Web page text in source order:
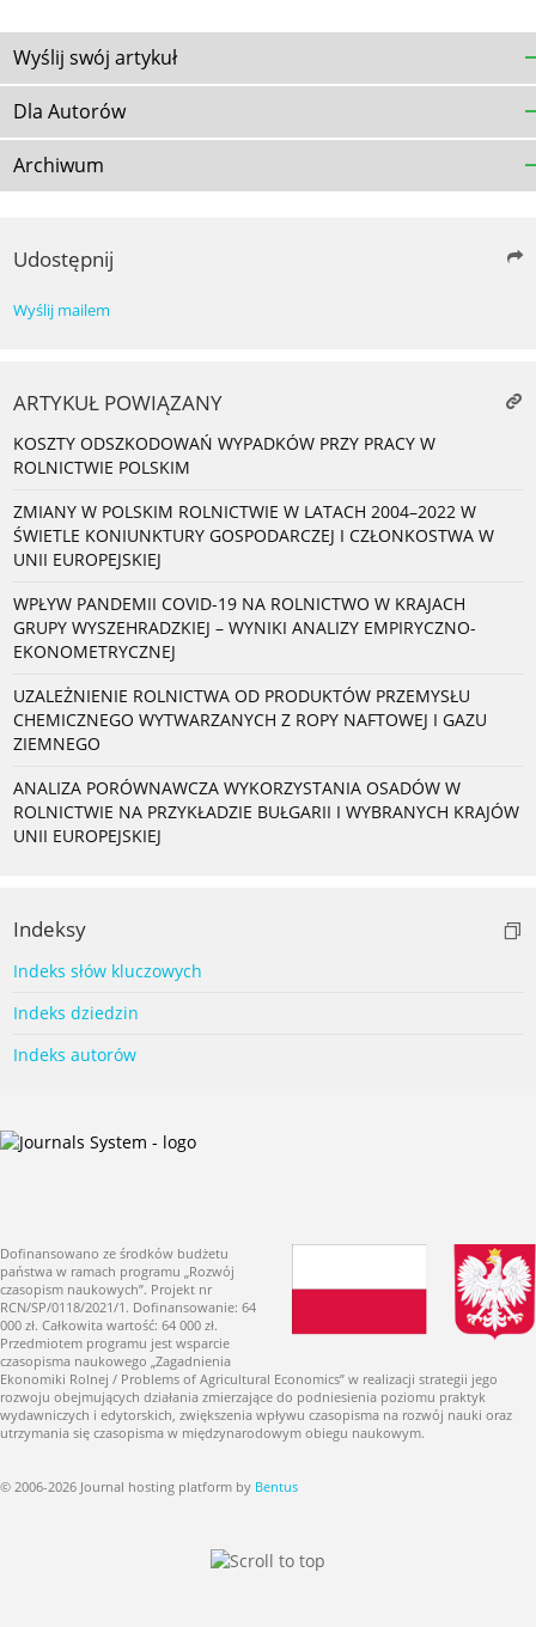
Wyślij swój artykuł
Dla Autorów
Archiwum
Udostępnij
Wyślij mailem
ARTYKUŁ POWIĄZANY
KOSZTY ODSZKODOWAŃ WYPADKÓW PRZY PRACY W
ROLNICTWIE POLSKIM
ZMIANY W POLSKIM ROLNICTWIE W LATACH 2004–2022 W
ŚWIETLE KONIUNKTURY GOSPODARCZEJ I CZŁONKOSTWA W
UNII EUROPEJSKIEJ
WPŁYW PANDEMII COVID-19 NA ROLNICTWO W KRAJACH
GRUPY WYSZEHRADZKIEJ – WYNIKI ANALIZY EMPIRYCZNO-
EKONOMETRYCZNEJ
UZALEŻNIENIE ROLNICTWA OD PRODUKTÓW PRZEMYSŁU
CHEMICZNEGO WYTWARZANYCH Z ROPY NAFTOWEJ I GAZU
ZIEMNEGO
ANALIZA PORÓWNAWCZA WYKORZYSTANIA OSADÓW W
ROLNICTWIE NA PRZYKŁADZIE BUŁGARII I WYBRANYCH KRAJÓW
UNII EUROPEJSKIEJ
Indeksy
Indeks słów kluczowych
Indeks dziedzin
Indeks autorów
Dofinansowano ze środków budżetu
państwa w ramach programu „Rozwój
czasopism naukowych”. Projekt nr
RCN/SP/0118/2021/1. Dofinansowanie: 64
000 zł. Całkowita wartość: 64 000 zł.
Przedmiotem programu jest wsparcie
czasopisma naukowego „Zagadnienia
Ekonomiki Rolnej / Problems of Agricultural Economics” w realizacji strategii jego
rozwoju obejmujących działania zmierzające do podniesienia poziomu praktyk
wydawniczych i edytorskich, zwiększenia wpływu czasopisma na rozwój nauki oraz
utrzymania się czasopisma w międzynarodowym obiegu naukowym.
© 2006-2026 Journal hosting platform by Bentus